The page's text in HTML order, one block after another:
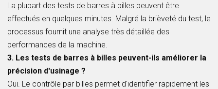
La plupart des tests de barres à billes peuvent être
effectués en quelques minutes. Malgré la brièveté du test, le
processus fournit une analyse très détaillée des
performances de la machine.
3. Les tests de barres à billes peuvent-ils améliorer la
précision d'usinage ?
Oui. Le contrôle par billes permet d'identifier rapidement les